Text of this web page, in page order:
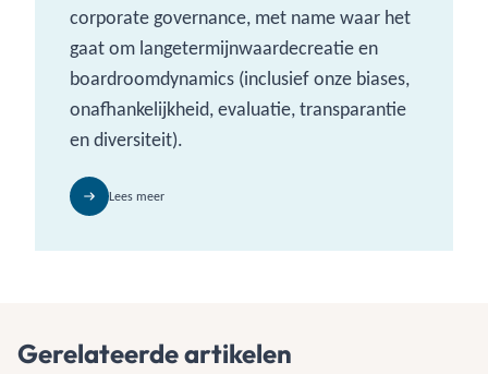
corporate governance, met name waar het
gaat om langetermijnwaardecreatie en
boardroomdynamics (inclusief onze biases,
onafhankelijkheid, evaluatie, transparantie
en diversiteit).
Lees meer
Gerelateerde artikelen